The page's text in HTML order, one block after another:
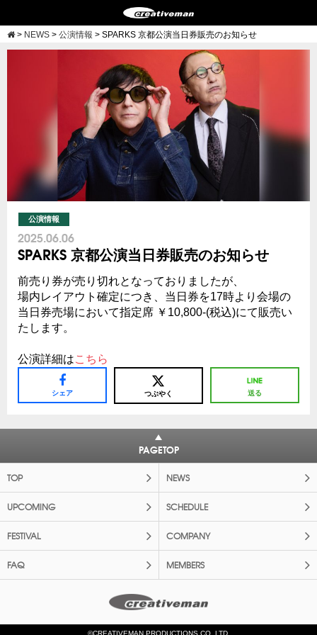
> NEWS > 公演情報 > SPARKS 京都公演当日券販売のお知らせ
公演情報
2025.06.06
SPARKS 京都公演当日券販売のお知らせ
前売り券が売り切れとなっておりましたが、
場内レイアウト確定につき、当日券を17時より会場の
当日券売場において指定席 ￥10,800-(税込)にて販売い
たします。
公演詳細はこちら
シェア つぶやく 送る
PAGETOP
TOP NEWS
UPCOMING SCHEDULE
FESTIVAL COMPANY
FAQ MEMBERS